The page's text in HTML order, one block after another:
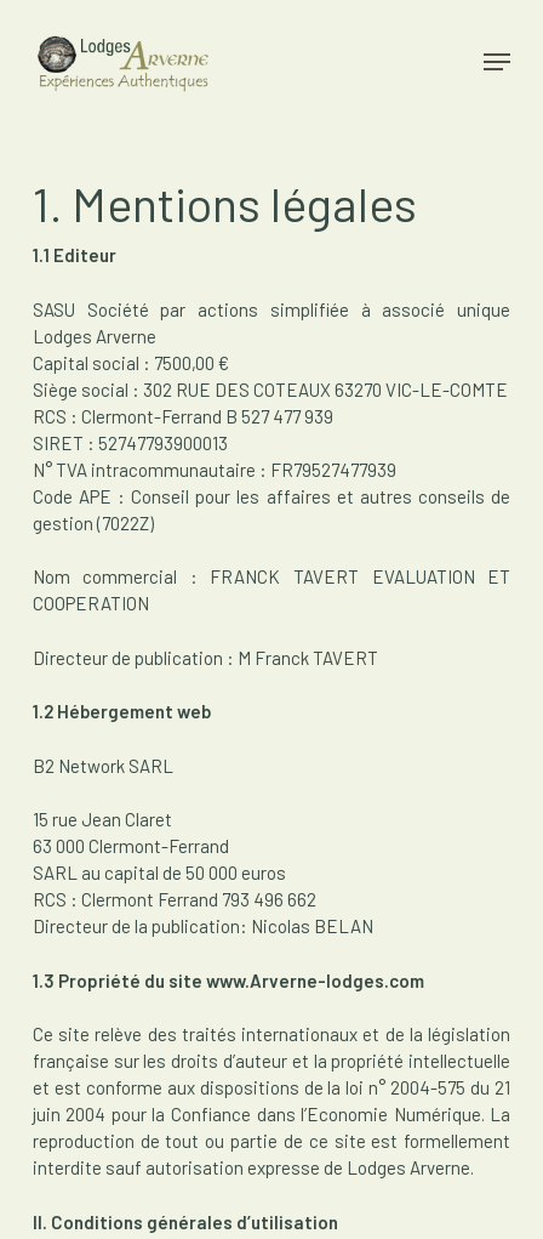
main
content
Menu
1. Mentions légales
1.1 Editeur
SASU Société par actions simplifiée à associé unique
Lodges Arverne
Capital social : 7500,00 €
Siège social : 302 RUE DES COTEAUX 63270 VIC-LE-COMTE
RCS : Clermont-Ferrand B 527 477 939
SIRET : 52747793900013
N° TVA intracommunautaire : FR79527477939
Code APE :Conseil pour les affaires et autres conseils de
gestion (7022Z)
Nom commercial : FRANCK TAVERT EVALUATION ET
COOPERATION
Directeur de publication : M Franck TAVERT
1.2 Hébergement web
B2 Network SARL
15 rue Jean Claret
63 000 Clermont-Ferrand
SARL au capital de 50 000 euros
RCS : Clermont Ferrand 793 496 662
Directeur de la publication: Nicolas BELAN
1.3 Propriété du site www.Arverne-lodges.com
Ce site relève des traités internationaux et de la législation
française sur les droits d’auteur et la propriété intellectuelle
et est conforme aux dispositions de la loi n° 2004-575 du 21
juin 2004 pour la Confiance dans l’Economie Numérique. La
reproduction de tout ou partie de ce site est formellement
interdite sauf autorisation expresse de Lodges Arverne.
II. Conditions générales d’utilisation
Close